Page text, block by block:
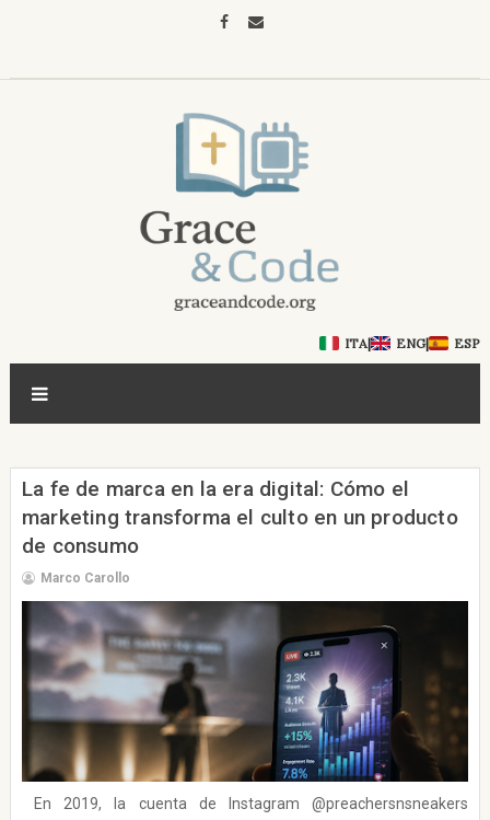
ITA| ENG| ESP
La fe de marca en la era digital: Cómo el
marketing transforma el culto en un producto
de consumo
Marco Carollo
En 2019, la cuenta de Instagram @preachersnsneakers